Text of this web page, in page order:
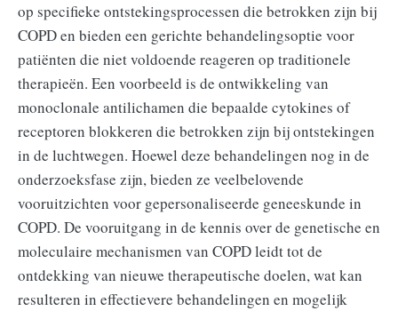
op specifieke ontstekingsprocessen die betrokken zijn bij
COPD en bieden een gerichte behandelingsoptie voor
patiënten die niet voldoende reageren op traditionele
therapieën. Een voorbeeld is de ontwikkeling van
monoclonale antilichamen die bepaalde cytokines of
receptoren blokkeren die betrokken zijn bij ontstekingen
in de luchtwegen. Hoewel deze behandelingen nog in de
onderzoeksfase zijn, bieden ze veelbelovende
vooruitzichten voor gepersonaliseerde geneeskunde in
COPD. De vooruitgang in de kennis over de genetische en
moleculaire mechanismen van COPD leidt tot de
ontdekking van nieuwe therapeutische doelen, wat kan
resulteren in effectievere behandelingen en mogelijk